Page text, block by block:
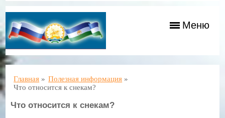
Меню
Главная » Полезная информация »
Что относится к снекам?
Что относится к снекам?